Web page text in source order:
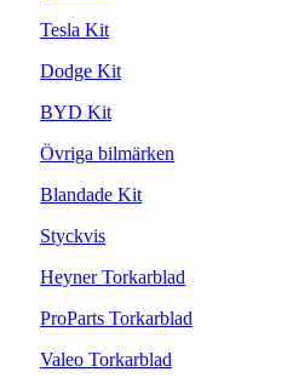
Tesla Kit
Dodge Kit
BYD Kit
Övriga bilmärken
Blandade Kit
Styckvis
Heyner Torkarblad
ProParts Torkarblad
Valeo Torkarblad